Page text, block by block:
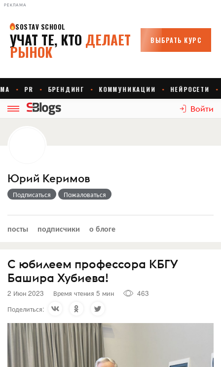
РЕКЛАМА
Войти
Юрий Керимов
Подписаться Пожаловаться
посты подписчики о блоге
С юбилеем профессора КБГУ
Башира Хубиева!
2 Июн 2023 Время чтения 5 мин
463
Поделиться: